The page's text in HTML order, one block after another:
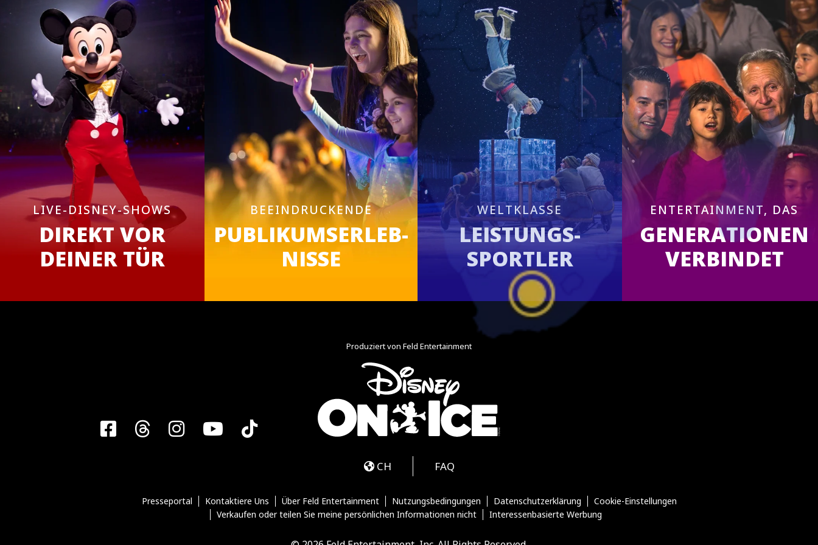
LIVE-DISNEY-SHOWS
DIREKT VOR
DEINER TÜR
BEEINDRUCKENDE
PUBLIKUMSERLEB-
NISSE
WELTKLASSE
LEISTUNGS-
SPORTLER
ENTERTAINMENT, DAS
GENERATIONEN
VERBINDET
Facebook
ThreadsInstagramYouTube
Tiktok
Produziert von Feld Entertainment
CH FAQ
Presseportal Kontaktiere Uns Über Feld Entertainment Nutzungsbedingungen Datenschutzerklärung
Cookie-Einstellungen
Verkaufen oder teilen Sie meine persönlichen Informationen nicht
Interessenbasierte Werbung